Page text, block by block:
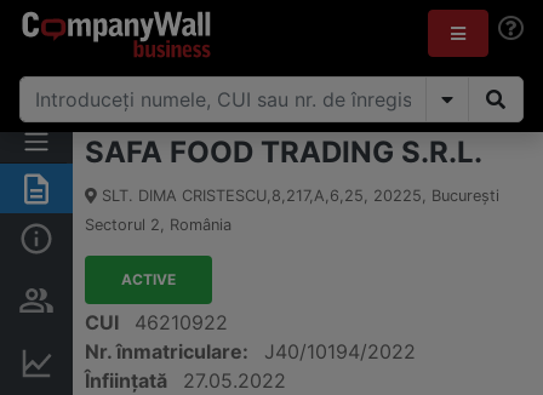
Rezumat
Informații de bază
Persoane și structură de
proprietate
Informații financiare
SAFA FOOD TRADING S.R.L.
SLT. DIMA CRISTESCU,8,217,A,6,25, 20225, Bucureşti
Sectorul 2, România
ACTIVE
CUI
46210922
Nr. înmatriculare:
J40/10194/2022
Înființată
27.05.2022